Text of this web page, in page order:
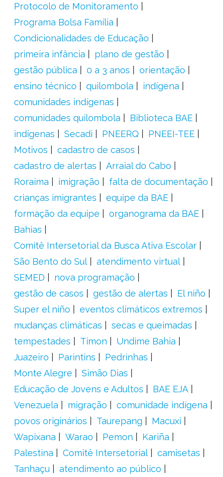
Protocolo de Monitoramento
Programa Bolsa Família
Condicionalidades de Educação
primeira infância
plano de gestão
gestão pública
0 a 3 anos
orientação
ensino técnico
quilombola
indígena
comunidades indígenas
comunidades quilombola
Biblioteca BAE
indígenas
Secadi PNEERQ
PNEEI-TEE
Motivos
cadastro de casos
cadastro de alertas
Arraial do Cabo
Roraima
imigração
falta de documentação
crianças imigrantes
equipe da BAE
formação da equipe
organograma da BAE
Bahias
Comitê Intersetorial da Busca Ativa Escolar
São Bento do Sul
atendimento virtual
SEMED
nova programação
gestão de casos
gestão de alertas
El niño
Super el niño
eventos climáticos extremos
mudanças climáticas
secas e queimadas
tempestades
Timon
Undime Bahia
Juazeiro
Parintins
Pedrinhas
Monte Alegre
Simão Dias
Educação de Jovens e Adultos
BAE EJA
Venezuela
migração
comunidade indígena
povos originários
Taurepang
Macuxi
Wapixana
Warao Pemon
Kariña
Palestina
Comitê Intersetorial
camisetas
Tanhaçu
atendimento ao público